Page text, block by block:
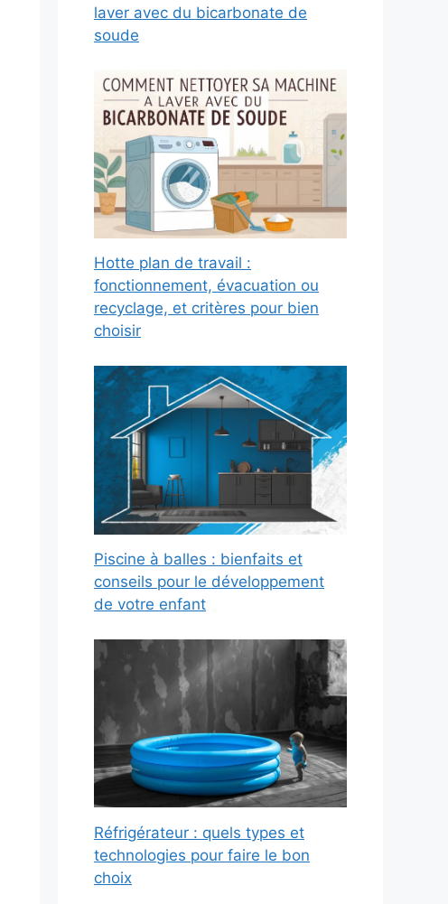
laver avec du bicarbonate de
soude
Hotte plan de travail :
fonctionnement, évacuation ou
recyclage, et critères pour bien
choisir
Piscine à balles : bienfaits et
conseils pour le développement
de votre enfant
Réfrigérateur : quels types et
technologies pour faire le bon
choix